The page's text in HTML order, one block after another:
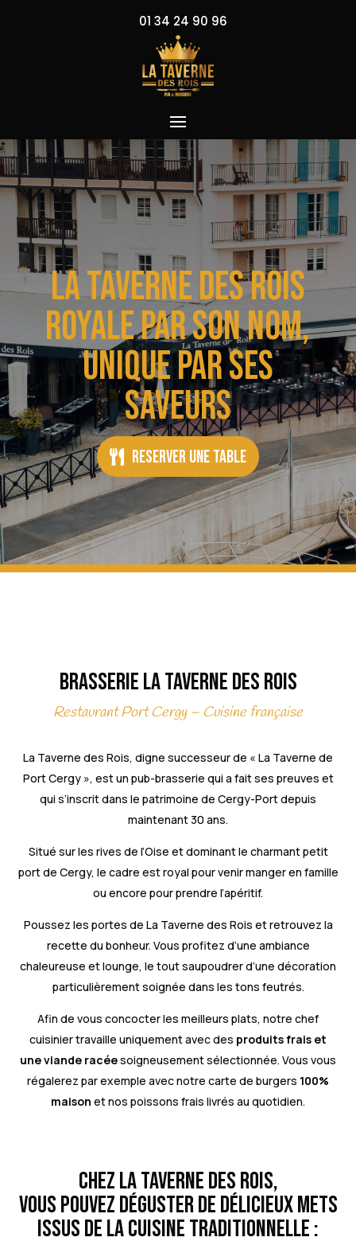
01 34 24 90 96
La Taverne des Rois
Royale par son nom,
unique par ses
saveurs
Reserver une table
Brasserie La Taverne des Rois
Restaurant Port Cergy – Cuisine française
La Taverne des Rois, digne successeur de « La Taverne de
Port Cergy », est un pub-brasserie qui a fait ses preuves et
qui s’inscrit dans le patrimoine de Cergy-Port depuis
maintenant 30 ans.
Situé sur les rives de l’Oise et dominant le charmant petit
port de Cergy, le cadre est royal pour venir manger en famille
ou encore pour prendre l’apéritif.
Poussez les portes de La Taverne des Rois et retrouvez la
recette du bonheur. Vous profitez d’une ambiance
chaleureuse et lounge, le tout saupoudrer d’une décoration
particulièrement soignée dans les tons feutrés.
Afin de vous concocter les meilleurs plats, notre chef
cuisinier travaille uniquement avec des produits frais et
une viande racéesoigneusement sélectionnée. Vous vous
régalerez par exemple avec notre carte de burgers 100%
maison et nos poissons frais livrés au quotidien.
Chez La Taverne des Rois,
vous pouvez déguster de délicieux mets
issus de la cuisine traditionnelle :